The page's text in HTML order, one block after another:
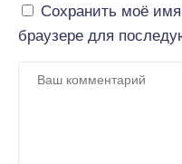
Сохранить моё
браузере для